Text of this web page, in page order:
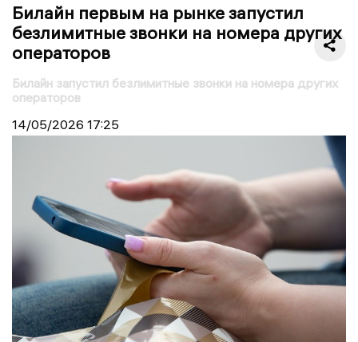
Билайн первым на рынке запустил
безлимитные звонки на номера других
операторов
Билайн запустил безлимитные звонки на номера других
операторов
14/05/2026 17:25